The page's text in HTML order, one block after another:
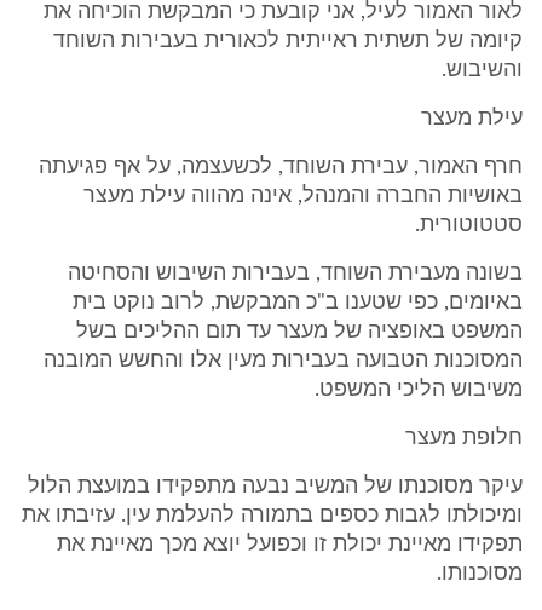
לאור האמור לעיל, אני קובעת כי המבקשת הוכיחה את
קיומה של תשתית ראייתית לכאורית בעבירות השוחד
והשיבוש.
עילת מעצר
חרף האמור, עבירת השוחד, לכשעצמה, על אף פגיעתה
באושיות החברה והמנהל, אינה מהווה עילת מעצר
סטטוטורית.
בשונה מעבירת השוחד, בעבירות השיבוש והסחיטה
באיומים, כפי שטענו ב"כ המבקשת, לרוב נוקט בית
המשפט באופציה של מעצר עד תום ההליכים בשל
המסוכנות הטבועה בעבירות מעין אלו והחשש המובנה
משיבוש הליכי המשפט.
חלופת מעצר
עיקר מסוכנתו של המשיב נבעה מתפקידו במועצת הלול
ומיכולתו לגבות כספים בתמורה להעלמת עין. עזיבתו את
תפקידו מאיינת יכולת זו וכפועל יוצא מכך מאיינת את
מסוכנותו.